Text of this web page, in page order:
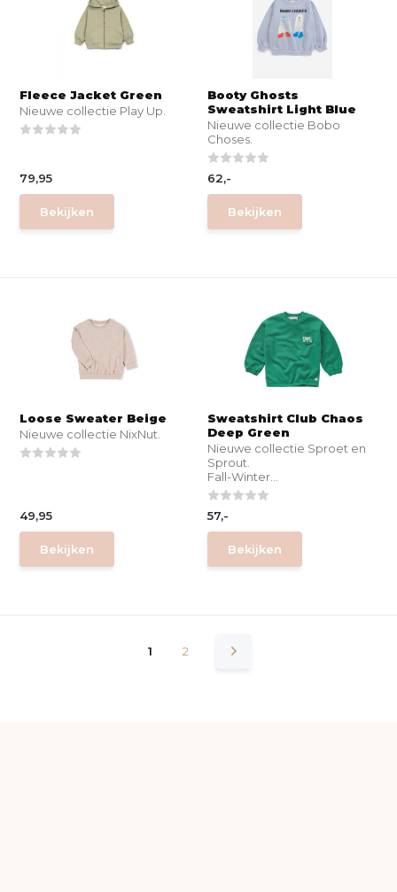
Fleece Jacket Green
Nieuwe collectie Play Up.
79,95
Bekijken
Booty Ghosts
Sweatshirt Light Blue
Nieuwe collectie Bobo
Choses.
62,-
Bekijken
Loose Sweater Beige
Nieuwe collectie NixNut.
49,95
Bekijken
Sweatshirt Club Chaos
Deep Green
Nieuwe collectie Sproet en
Sprout.
Fall-Winter...
57,-
Bekijken
1 2